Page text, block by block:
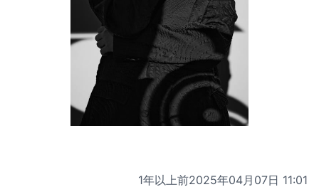
1年以上前2025年04月07日 11:01